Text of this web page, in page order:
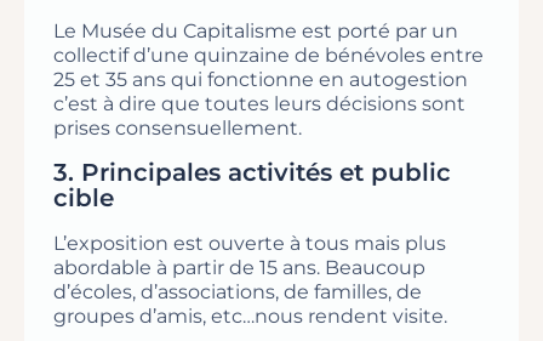
Le Musée du Capitalisme est porté par un
collectif d’une quinzaine de bénévoles entre
25 et 35 ans qui fonctionne en autogestion
c’est à dire que toutes leurs décisions sont
prises consensuellement.
3. Principales activités et public
cible
L’exposition est ouverte à tous mais plus
abordable à partir de 15 ans. Beaucoup
d’écoles, d’associations, de familles, de
groupes d’amis, etc…nous rendent visite.